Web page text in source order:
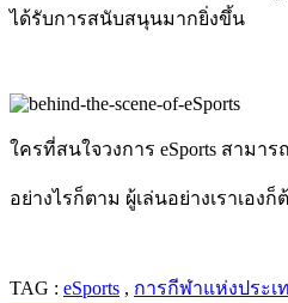
ได้รับการสนับสนุนมากยิ่งขึ้น
ใครที่สนใจวงการ eSports สามา
อย่างไรก็ตาม ผู้เล่นอย่างเราเอ
TAG : eSports , การกีฬาแห่งประเ